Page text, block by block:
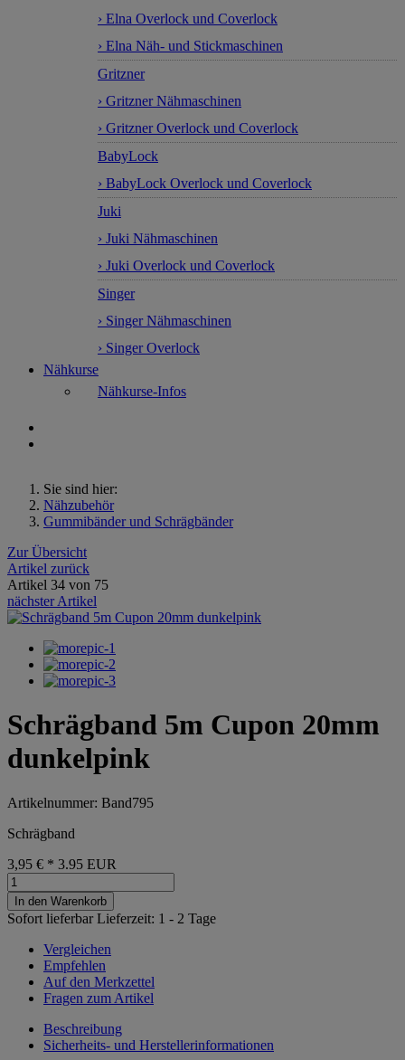
› Elna Overlock und Coverlock
› Elna Näh- und Stickmaschinen
Gritzner
› Gritzner Nähmaschinen
› Gritzner Overlock und Coverlock
BabyLock
› BabyLock Overlock und Coverlock
Juki
› Juki Nähmaschinen
› Juki Overlock und Coverlock
Singer
› Singer Nähmaschinen
› Singer Overlock
Nähkurse
Nähkurse-Infos
Sie sind hier:
Nähzubehör
Gummibänder und Schrägbänder
Zur Übersicht
Artikel zurück
Artikel 34 von 75
nächster Artikel
Schrägband 5m Cupon 20mm
dunkelpink
Artikelnummer: Band795
Schrägband
3,95 € * 3.95 EUR
In den Warenkorb
Sofort lieferbarLieferzeit: 1 - 2 Tage
Vergleichen
Empfehlen
Auf den Merkzettel
Fragen zum Artikel
Beschreibung
Sicherheits- und Herstellerinformationen